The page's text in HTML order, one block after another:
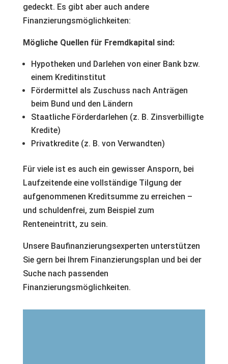
gedeckt. Es gibt aber auch andere
Finanzierungsmöglichkeiten:
Mögliche Quellen für Fremdkapital sind:
Hypotheken und Darlehen von einer Bank bzw.
einem Kreditinstitut
Fördermittel als Zuschuss nach Anträgen
beim Bund und den Ländern
Staatliche Förderdarlehen (z. B. Zinsverbilligte
Kredite)
Privatkredite (z. B. von Verwandten)
Für viele ist es auch ein gewisser Ansporn, bei
Laufzeitende eine vollständige Tilgung der
aufgenommenen Kreditsumme zu erreichen –
und schuldenfrei, zum Beispiel zum
Renteneintritt, zu sein.
Unsere Baufinanzierungsexperten unterstützen
Sie gern bei Ihrem Finanzierungsplan und bei der
Suche nach passenden
Finanzierungsmöglichkeiten.